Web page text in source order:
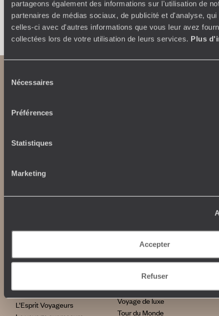
partageons également des informations sur l'utilisation de
partenaires de médias sociaux, de publicité et d'analyse,
celles-ci avec d'autres informations que vous leur avez
collectées lors de votre utilisation de leurs services. Plus
Nécessaires
Préférences
Statistiques
Marketing
Accepter
Refuser
Faites créer votre voyage
Abonnez-vous à notre newsletter
Lire notre politique de confidentialité
100% carbone absorbé
Où nous trouver ?
L’Esprit Voyageurs
On part où ?
Voyage de noces
Week-end en amoureux
Vacances d’été
Croisière
Voyage de luxe
Tour du Monde